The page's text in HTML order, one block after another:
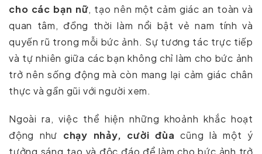
cho các bạn nữ, tạo nên một cảm giác an toàn và
quan tâm, đồng thời làm nổi bật vẻ nam tính và
quyến rũ trong mỗi bức ảnh. Sự tương tác trực tiếp
và tự nhiên giữa các bạn không chỉ làm cho bức ảnh
trở nên sống động mà còn mang lại cảm giác chân
thực và gần gũi với người xem.
Ngoài ra, việc thể hiện những khoảnh khắc hoạt
động như chạy nhảy, cười đùa cũng là một ý